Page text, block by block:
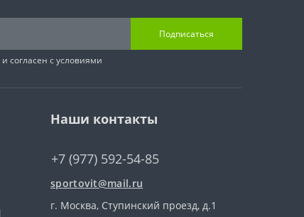
Подписаться
и согласен с условиями
Наши контакты
+7 (977) 592-54-85
sportovit@mail.ru
г. Москва, Ступинский проезд, д.1